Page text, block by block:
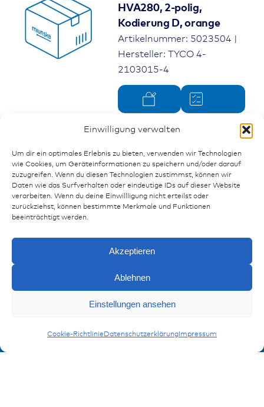
Einwilligung verwalten
Um dir ein optimales Erlebnis zu bieten, verwenden wir Technologien
wie Cookies, um Geräteinformationen zu speichern und/oder darauf
zuzugreifen. Wenn du diesen Technologien zustimmst, können wir
Daten wie das Surfverhalten oder eindeutige IDs auf dieser Website
verarbeiten. Wenn du deine Einwillligung nicht erteilst oder
zurückziehst, können bestimmte Merkmale und Funktionen
beeinträchtigt werden.
Akzeptieren
Ablehnen
Einstellungen ansehen
Cookie-Richtlinie Datenschutzerklärung Impressum
Hochvolt Steckverbinder
HVA280, 2-polig,
Kodierung D, orange
Artikelnummer: 5023504 |
Hersteller: TYCO 4-
2103015-4
Referenzen